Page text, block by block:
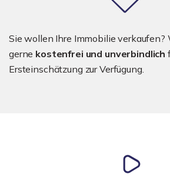
Sie wollen Ihre Immobilie
gerne kostenfrei und unverbindlich
Ersteinschätzung zur Verfügung.